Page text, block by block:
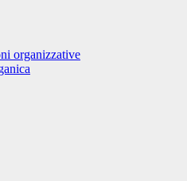
organizzative